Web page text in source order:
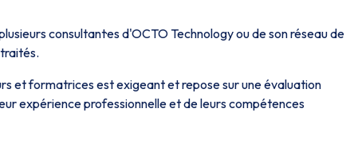
consultant·es d'OCTO Technology ou de son réseau de
et formatrices est exigeant et repose sur une évaluation
expérience professionnelle et de leurs compétences